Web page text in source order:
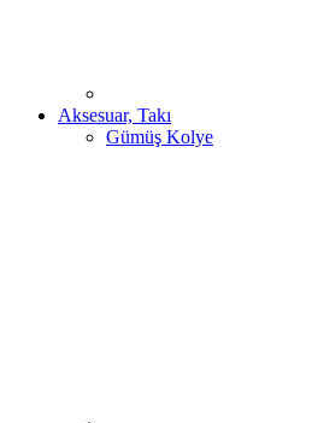
Aksesuar, Takı
Gümüş Kolye